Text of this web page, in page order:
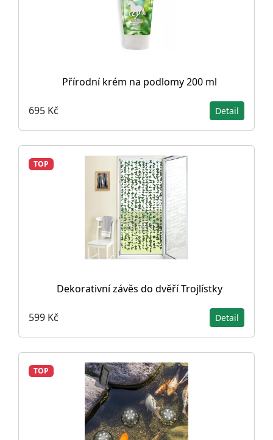
Přírodní krém na podlomy 200 ml
695 Kč Detail
TOP
Dekorativní závěs do dvěří Trojlístky
599 Kč Detail
TOP